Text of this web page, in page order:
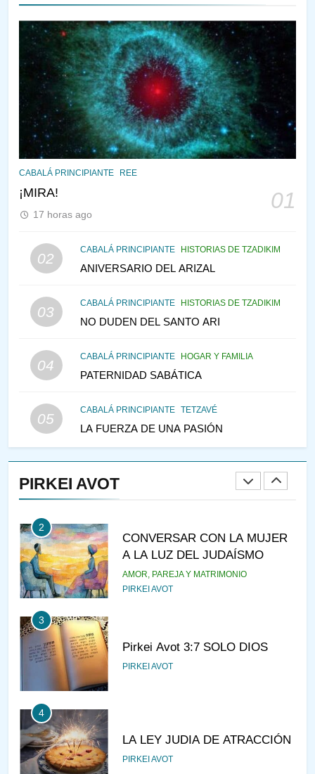
CABALÁ PRINCIPIANTE REE
¡MIRA! 01
17 horas ago
02
CABALÁ PRINCIPIANTE HISTORIAS DE TZADIKIM
ANIVERSARIO DEL ARIZAL
03
CABALÁ PRINCIPIANTE HISTORIAS DE TZADIKIM
NO DUDEN DEL SANTO ARI
04
CABALÁ PRINCIPIANTE HOGAR Y FAMILIA
PATERNIDAD SABÁTICA
05
CABALÁ PRINCIPIANTE TETZAVÉ
LA FUERZA DE UNA PASIÓN
PIRKEI AVOT
¿QUIÉN ES SABIO? EL QUE
VE LO QUE VA A NACER
PENSAMIENTO JUDÍO PIRKEI AVOT
145
CABALÁ Y JASIDUT: EL
CONSEJO DE LOS PADRES
146
TEMPLO Y LA ALEGRÍA EN
VEAMOS ¿POR QUÉ
IEHOSHÚA? Y LA QUEJA DE
1
RAZI ¿QUIÉN ES SABIO?
2
CONVERSAR CON LA MUJER
A LA LUZ DEL JUDAÍSMO
AMOR, PAREJA Y MATRIMONIO
PIRKEI AVOT
3
Pirkei Avot 3:7 SOLO DIOS
PIRKEI AVOT
4
LA LEY JUDIA DE ATRACCIÓN
PIRKEI AVOT